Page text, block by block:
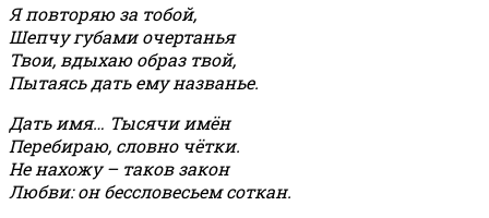
Я повторяю за тобой,
Шепчу губами очертанья
Твои, вдыхаю образ твой,
Пытаясь дать ему названье.
Дать имя… Тысячи имён
Перебираю, словно чётки.
Не нахожу – таков закон
Любви: он бессловесьем соткан.